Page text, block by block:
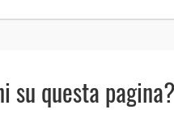
su questa pagina?